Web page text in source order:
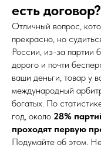
есть договор?
Отличный вопрос,
прекрасно, но
России, из-за партии
дорого и почти
ваши деньги, товар у
международный
богатых. По
год, около 28%
проходят первую
Подумайте об этом.